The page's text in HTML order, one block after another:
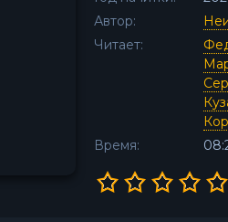
Автор:
Читает:
Время: